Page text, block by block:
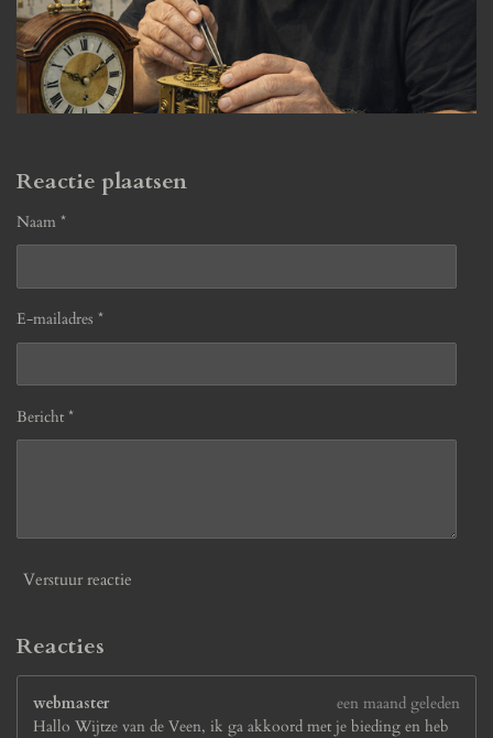
Reactie plaatsen
Naam *
E-mailadres *
Bericht *
Verstuur reactie
Reacties
webmaster
een maand geleden
Hallo Wijtze van de Veen, ik ga akkoord met je bieding en heb